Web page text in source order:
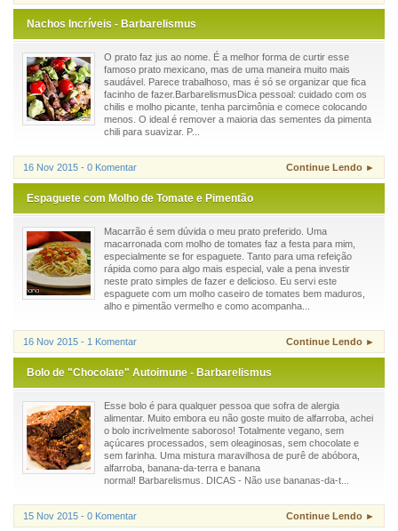
Nachos Incríveis - Barbarelismus
O prato faz jus ao nome. É a melhor forma de curtir esse
famoso prato mexicano, mas de uma maneira muito mais
saudável. Parece trabalhoso, mas é só se organizar que fica
facinho de fazer.BarbarelismusDica pessoal: cuidado com os
chilis e molho picante, tenha parcimônia e comece colocando
menos. O ideal é remover a maioria das sementes da pimenta
chili para suavizar. P...
16 Nov 2015 - 0 Komentar Continue Lendo ►
Espaguete com Molho de Tomate e Pimentão
Macarrão é sem dúvida o meu prato preferido. Uma
macarronada com molho de tomates faz a festa para mim,
especialmente se for espaguete. Tanto para uma refeição
rápida como para algo mais especial, vale a pena investir
neste prato simples de fazer e delicioso. Eu servi este
espaguete com um molho caseiro de tomates bem maduros,
alho e pimentão vermelho e como acompanha...
16 Nov 2015 - 1 Komentar Continue Lendo ►
Bolo de "Chocolate" Autoimune - Barbarelismus
Esse bolo é para qualquer pessoa que sofra de alergia
alimentar. Muito embora eu não goste muito de alfarroba, achei
o bolo incrivelmente saboroso! Totalmente vegano, sem
açúcares processados, sem oleaginosas, sem chocolate e
sem farinha. Uma mistura maravilhosa de purê de abóbora,
alfarroba, banana-da-terra e banana
normal! Barbarelismus. DICAS - Não use bananas-da-t...
15 Nov 2015 - 0 Komentar Continue Lendo ►